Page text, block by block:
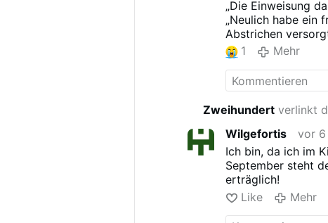
„Die Einweisung
„Neulich habe ein
Abstrichen
www.msn.com/…/
1 Mehr
Zweihundert verlinkt
Wilgefortis
vor 6
Ich bin, da ich im
September steht
erträglich!
Like
Mehr